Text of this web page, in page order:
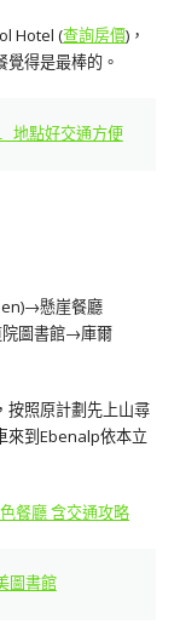
Hotel (查詢房價)，
得是最棒的。
點好交通方便
懸崖餐廳
圖書館→庫爾
按照原計劃先上山尋
來到Ebenalp依本立
餐廳 含交通攻略
圖書館